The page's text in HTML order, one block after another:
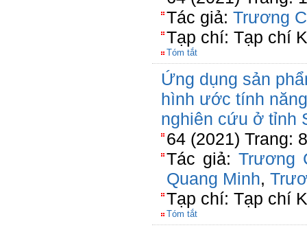
Tác giả: Trương
Tạp chí: Tạp chí
Tóm tắt
Ứng dụng sản
hình ước tính
nghiên cứu ở tỉnh
64 (2021) Trang:
Tác giả:Trương
Quang Minh,
Tạp chí: Tạp chí
Tóm tắt